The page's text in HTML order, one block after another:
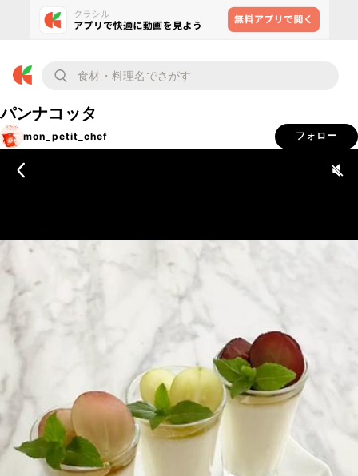
パンナコッタ
mon_petit_chef フォロー